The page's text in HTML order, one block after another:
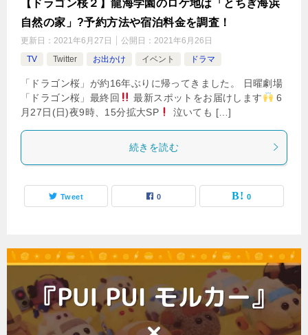
【ドラゴン桜２】龍海学園のロケ地は「とちぎ海浜
自然の家」?予約方法や宿泊料金を調査！
更新日： 2021年6月27日 公開日： 2021年6月26日
TV
Twitter お出かけ イベント ドラマ
「ドラゴン桜」が約16年ぶりに帰ってきました。 日曜劇場
「ドラゴン桜」最終回
最新スポットをお届けします
6
月27日(日)夜9時、15分拡大SP
泣いても […]
続きを読む
Tweet 0 0